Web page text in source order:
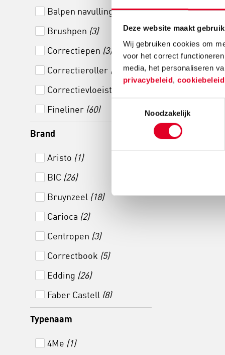
Deze website maakt
Wij gebruiken cookies om
voor het correct
media, het personaliseren
privacybeleid,
Noodzakelijk
Balpen navulling(2)
Brushpen (3)
Correctiepen (3)
Correctieroller (4)
Correctievloeistof
Fineliner (60)
Gelpen
Rollerpen navulling(2)
Stift(4)
Viltstift
Brand
Aristo (1)
BIC (26)
Bruynzeel (18)
Carioca (2)
Centropen (3)
Correctbook (5)
Edding (26)
Faber Castell (8)
Typenaam
4Me (1)